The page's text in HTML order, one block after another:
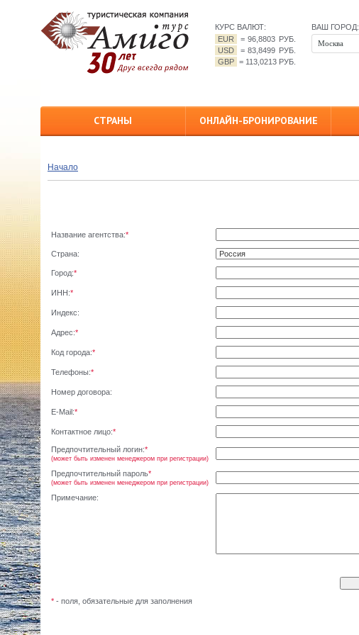
КУРС ВАЛЮТ:
EUR
=96,8803 РУБ.
USD
=83,8499 РУБ.
GBP = 113,0213 РУБ.
ВАШ ГОРОД:
Москва
СТРАНЫ ОНЛАЙН-БРОНИРОВАНИЕ
Начало
Название агентства:*
Страна:
Город:*
ИНН:*
Индекс:
Адрес:*
Код города:*
Телефоны:*
Номер договора:
E-Mail:*
Контактное лицо:*
Предпочтительный логин:*
(может быть изменен менеджером при регистрации)
Предпочтительный пароль*
(может быть изменен менеджером при регистрации)
Примечание:
* - поля, обязательные для заполнения